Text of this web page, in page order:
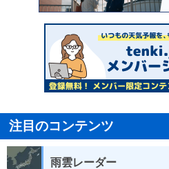
注目のコンテンツ
雨雲レーダー